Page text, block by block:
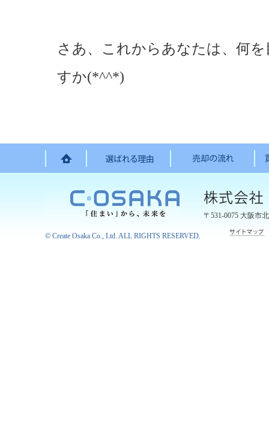
さあ、これからあなたは、何
すか(*^^*)
〒531-0075 大阪市
© Create Osaka Co., Ltd. ALL RIGHTS RESERVED.